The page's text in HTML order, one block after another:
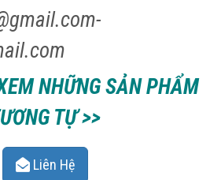
NHỮNG SẢN PHẨM
TỰ >>
Liên Hệ